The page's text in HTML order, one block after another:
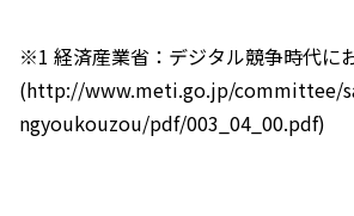
※1 経済産業省：デジタル競争時代に
(http://www.meti.go.jp/committee/
ngyoukouzou/pdf/003_04_00.pdf)